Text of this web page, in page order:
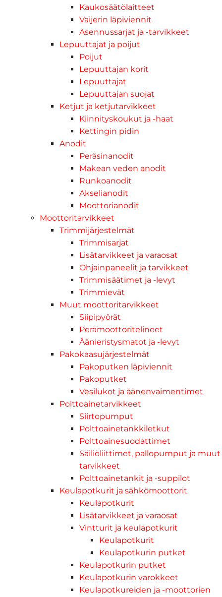
Kaukosäätölaitteet
Vaijerin läpiviennit
Asennussarjat ja -tarvikkeet
Lepuuttajat ja poijut
Poijut
Lepuuttajan korit
Lepuuttajat
Lepuuttajan suojat
Ketjut ja ketjutarvikkeet
Kiinnityskoukut ja -haat
Kettingin pidin
Anodit
Peräsinanodit
Makean veden anodit
Runkoanodit
Akselianodit
Moottorianodit
Moottoritarvikkeet
Trimmijärjestelmät
Trimmisarjat
Lisätarvikkeet ja varaosat
Ohjainpaneelit ja tarvikkeet
Trimmisäätimet ja -levyt
Trimmievät
Muut moottoritarvikkeet
Siipipyörät
Perämoottoritelineet
Äänieristysmatot ja -levyt
Pakokaasujärjestelmät
Pakoputken läpiviennit
Pakoputket
Vesilukot ja äänenvaimentimet
Polttoainetarvikkeet
Siirtopumput
Polttoainetankkiletkut
Polttoainesuodattimet
Säiliöliittimet, pallopumput ja muut
tarvikkeet
Polttoainetankit ja -suppilot
Keulapotkurit ja sähkömoottorit
Keulapotkurit
Lisätarvikkeet ja varaosat
Vintturit ja keulapotkurit
Keulapotkurit
Keulapotkurin putket
Keulapotkurin putket
Keulapotkurin varokkeet
Keulapotkureiden ja -moottorien